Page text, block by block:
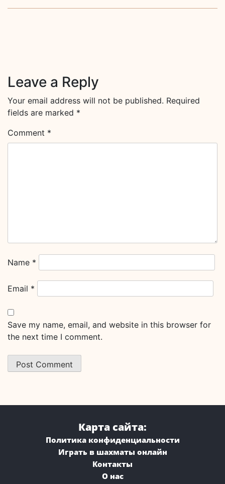
Leave a Reply
Your email address will not be published. Required
fields are marked *
Comment *
Name *
Email *
Save my name, email, and website in this browser for
the next time I comment.
Карта сайта:
Политика конфиденциальности
Играть в шахматы онлайн
Контакты
О нас